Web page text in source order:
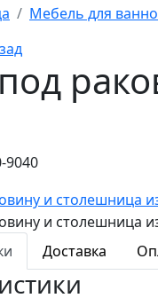
Мебель для
9040
Доставка